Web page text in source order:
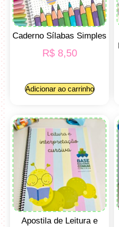
Caderno Sílabas Simples
R$8,50
Adicionar ao carrinho
Apostila de Leitura e